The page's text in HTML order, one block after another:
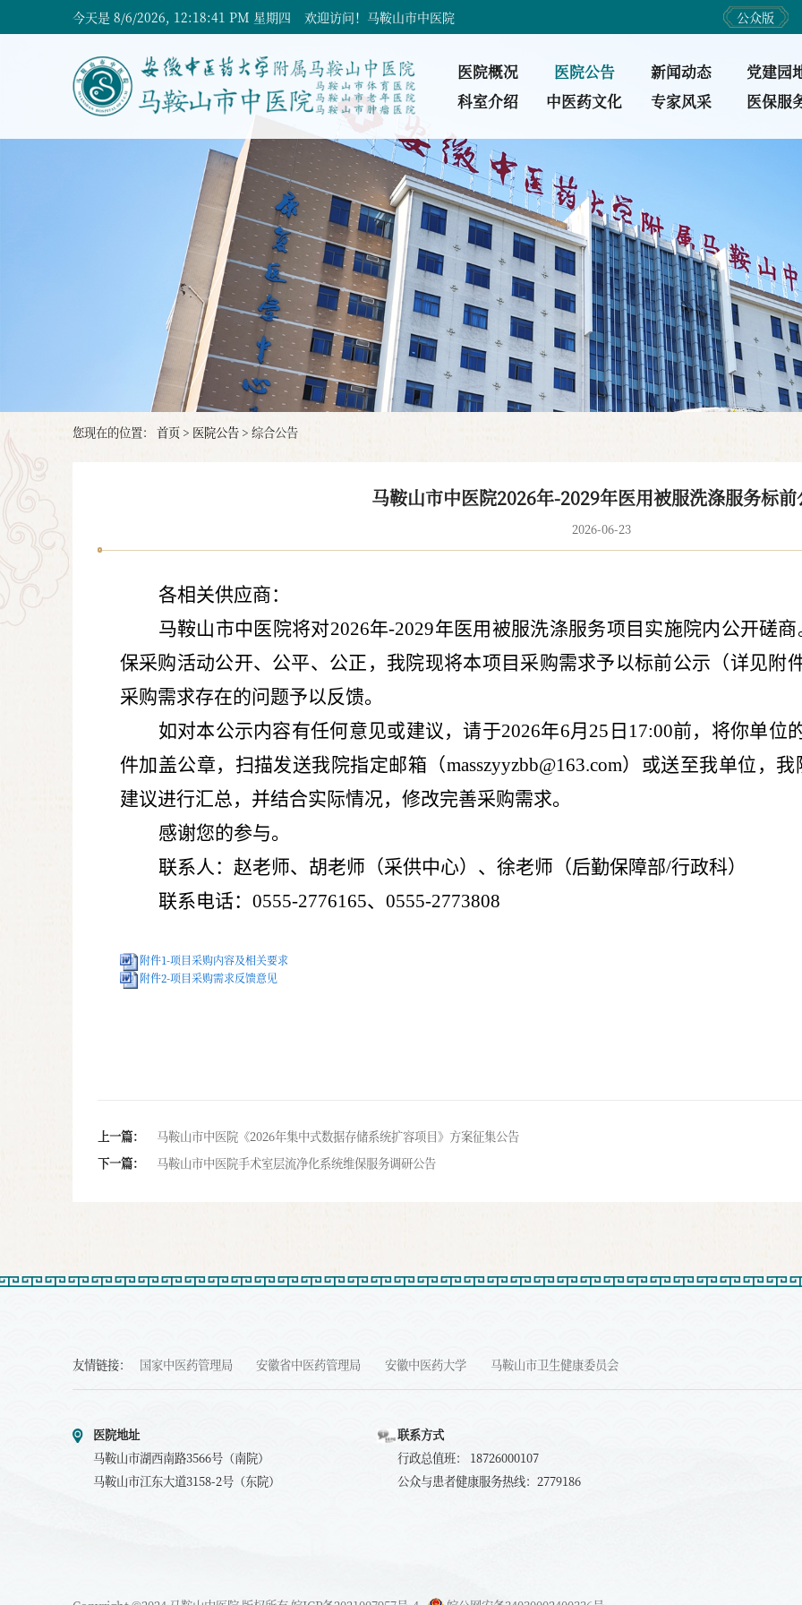
今天是 8/6/2026, 12:18:42 PM 星期四 欢迎访问！马鞍山市中医院 公众版
医院概况 医院公告 新闻动态
党建园
科室介绍
中医药文化 专家风采 医保服
您现在的位置： 首页> 医院公告> 综合公告
马鞍山市中医院2026年-2029年医用被服洗涤服务标前
2026-06-23
各相关供应商：
马鞍山市中医院将对2026年-2029年医用被服洗涤服务项目实施院内公开磋
保采购活动公开、公平、公正，我院现将本项目采购需求予以标前公示（详见附
采购需求存在的问题予以反馈。
如对本公示内容有任何意见或建议，请于2026年6月 25 日 17:00前，将你单位
件加盖公章，扫描发送我院指定邮箱（masszyyzbb@163.com）或送至我单位，
建议进行汇总，并结合实际情况，修改完善采购需求。
感谢您的参与。
联系人：赵老师、胡老师（采供中心）、徐老师（后勤保障部/行政科）
联系电话： 0555-2776165、 0555-2773808
附件1-项目采购内容及相关要求
附件2-项目采购需求反馈意见
上一篇：
马鞍山市中医院《2026年集中式数据存储系统扩容项目》方案征集公告
下一篇：
马鞍山市中医院手术室层流净化系统维保服务调研公告
友情链接： 国家中医药管理局 安徽省中医药管理局 安徽中医药大学 马鞍山市卫生健康委员会
医院地址
马鞍山市湖西南路3566号（南院）
马鞍山市江东大道3158-2号（东院）
联系方式
行政总值班： 18726000107
公众与患者健康服务热线：2779186